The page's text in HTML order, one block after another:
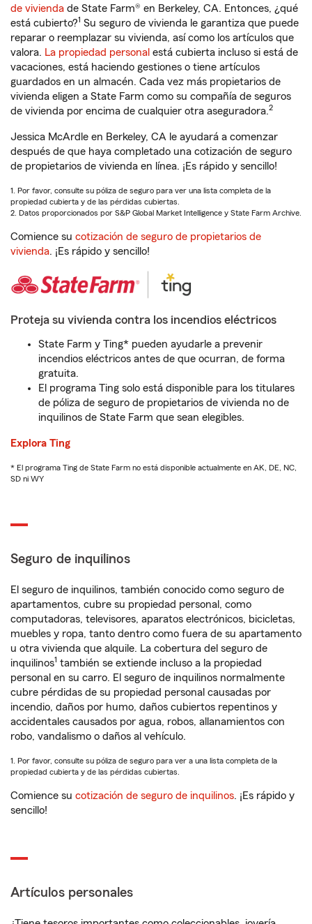
de vivienda de State Farm® en Berkeley, CA. Entonces, ¿qué
está cubierto?1 Su seguro de vivienda le garantiza que puede
reparar o reemplazar su vivienda, así como los artículos que
valora. La propiedad personal está cubierta incluso si está de
vacaciones, está haciendo gestiones o tiene artículos
guardados en un almacén. Cada vez más propietarios de
vivienda eligen a State Farm como su compañía de seguros
de vivienda por encima de cualquier otra aseguradora.2
Jessica McArdle en Berkeley, CA le ayudará a comenzar
después de que haya completado una cotización de seguro
de propietarios de vivienda en línea. ¡Es rápido y sencillo!
1. Por favor, consulte su póliza de seguro para ver una lista completa de la
propiedad cubierta y de las pérdidas cubiertas.
2. Datos proporcionados por S&P Global Market Intelligence y State Farm Archive.
Comience su cotización de seguro de propietarios de
vivienda. ¡Es rápido y sencillo!
Proteja su vivienda contra los incendios eléctricos
State Farm y Ting* pueden ayudarle a prevenir
incendios eléctricos antes de que ocurran, de forma
gratuita.
El programa Ting solo está disponible para los titulares
de póliza de seguro de propietarios de vivienda no de
inquilinos de State Farm que sean elegibles.
Explora Ting
* El programa Ting de State Farm no está disponible actualmente en AK, DE, NC,
SD ni WY
Seguro de inquilinos
El seguro de inquilinos, también conocido como seguro de
apartamentos, cubre su propiedad personal, como
computadoras, televisores, aparatos electrónicos, bicicletas,
muebles y ropa, tanto dentro como fuera de su apartamento
u otra vivienda que alquile. La cobertura del seguro de
inquilinos1 también se extiende incluso a la propiedad
personal en su carro. El seguro de inquilinos normalmente
cubre pérdidas de su propiedad personal causadas por
incendio, daños por humo, daños cubiertos repentinos y
accidentales causados por agua, robos, allanamientos con
robo, vandalismo o daños al vehículo.
1. Por favor, consulte su póliza de seguro para ver a una lista completa de la
propiedad cubierta y de las pérdidas cubiertas.
Comience su cotización de seguro de inquilinos. ¡Es rápido y
sencillo!
Artículos personales